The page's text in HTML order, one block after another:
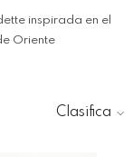
inspirada en el
Oriente
Clasificar